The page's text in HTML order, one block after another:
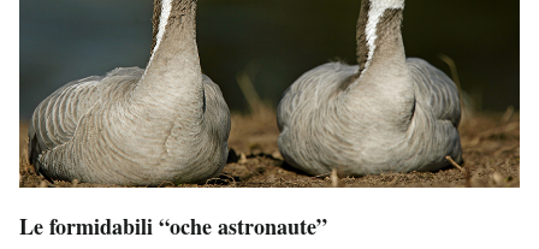
CALENDARIO
AREA PERSONALE
Area Personale
Newsletter
Regala il Post
Le formidabili “oche astronaute”